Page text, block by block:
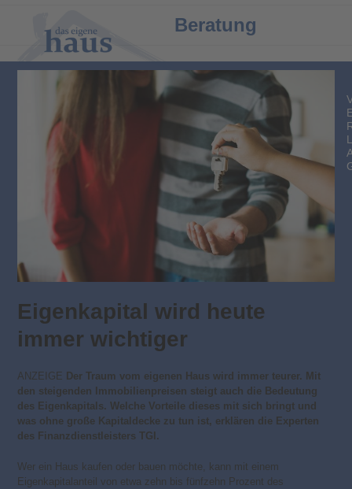
mobile
menu
mobile
menu
Beratung
Eigenkapital wird heute
immer wichtiger
ANZEIGE Der Traum vom eigenen Haus wird immer teurer. Mit
den steigenden Immobilienpreisen steigt auch die Bedeutung
des Eigenkapitals. Welche Vorteile dieses mit sich bringt und
was ohne große Kapitaldecke zu tun ist, erklären die Experten
des Finanzdienstleisters TGI.
Wer ein Haus kaufen oder bauen möchte, kann mit einem
Eigenkapitalanteil von etwa zehn bis fünfzehn Prozent des
L